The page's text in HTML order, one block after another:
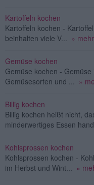
Kartoffeln kochen
Kartoffeln kochen -
beinhalten viele V... » mehr
Gemüse kochen
Gemüse kochen -
Gemüsesorten und ... »
Billig kochen
Billig kochen heißt nicht,
minderwertiges Essen
Kohlsprossen kochen
Kohlsprossen kochen -
im Herbst und Wint... »